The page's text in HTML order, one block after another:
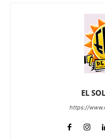
EL
https://